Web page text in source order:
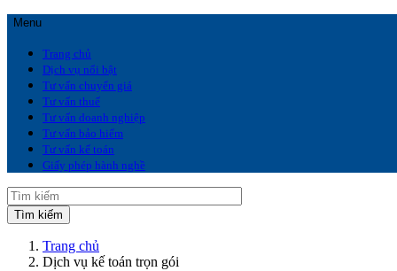
Menu
Trang chủ
Dịch vụ nổi bật
Tư vấn chuyển giá
Tư vấn thuế
Tư vấn doanh nghiệp
Tư vấn bảo hiểm
Tư vấn kế toán
Giấy phép hành nghề
Trang chủ
Dịch vụ kế toán trọn gói